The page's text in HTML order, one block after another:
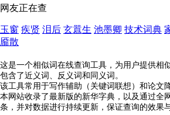
网友正在查
玉窗 疾贤 泪后 玄囂生 池墨卿 技术词典
靥散
这是一个相似词在线查询工具，为用户提供相
包含了近义词、反义词和同义词。
该工具常用于写作辅助（关键词联想）和论文
本网站收录了最新版的新华字典，以及通过全
条，并对数据进行持续更新，保证查询的效果